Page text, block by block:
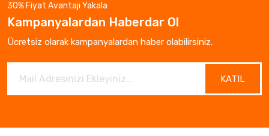
30% Fiyat Avantajı Yakala
Kampanyalardan Haberdar Ol
Ücretsiz olarak kampanyalardan haber olabilirsiniz.
KATIL